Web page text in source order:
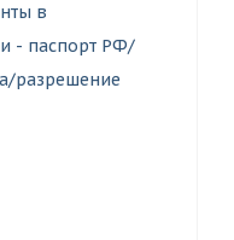
в
- паспорт РФ/
разрешение